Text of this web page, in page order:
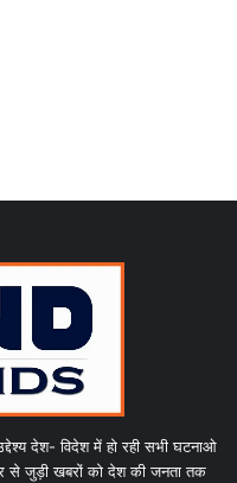
देश- विदेश में हो रही सभी घटनाओ
से जुड़ी खबरों को देश की जनता तक